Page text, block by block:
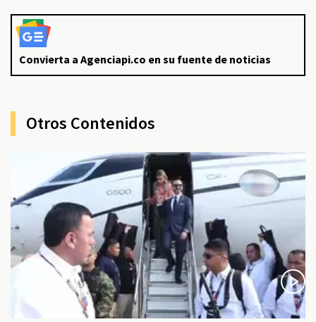
Convierta a Agenciapi.co en su fuente de noticias
Otros Contenidos